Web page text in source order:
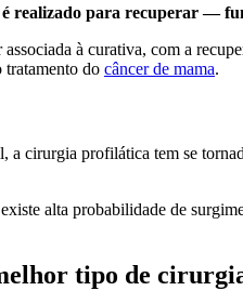
é realizado para recuperar —
à curativa, com a
tratamento do câncer de mama.
cirurgia profilática tem se
alta probabilidade de
tipo de